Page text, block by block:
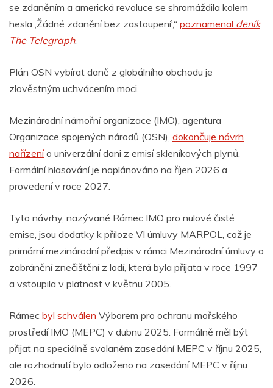
se zdaněním a americká revoluce se shromáždila kolem
hesla ‚Žádné zdanění bez zastoupení‘,“ poznamenal deník
The Telegraph.
Plán OSN vybírat daně z globálního obchodu je
zlověstným uchvácením moci.
Mezinárodní námořní organizace (IMO), agentura
Organizace spojených národů (OSN), dokončuje návrh
nařízenío univerzální dani z emisí skleníkových plynů.
Formální hlasování je naplánováno na říjen 2026 a
provedení v roce 2027.
Tyto návrhy, nazývané Rámec IMO pro nulové čisté
emise, jsou dodatky k příloze VI úmluvy MARPOL, což je
primární mezinárodní předpis v rámci Mezinárodní úmluvy o
zabránění znečištění z lodí, která byla přijata v roce 1997
a vstoupila v platnost v květnu 2005.
Rámec byl schválen Výborem pro ochranu mořského
prostředí IMO (MEPC) v dubnu 2025. Formálně měl být
přijat na speciálně svolaném zasedání MEPC v říjnu 2025,
ale rozhodnutí bylo odloženo na zasedání MEPC v říjnu
2026.